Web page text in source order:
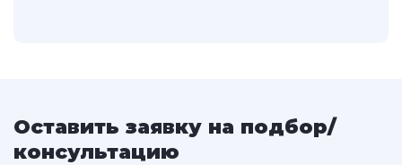
Оставить заявку на подбор/
консультацию